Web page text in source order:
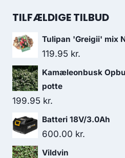
TILFÆLDIGE TILBUD
Tulipan 'Greigii' mix
119.95 kr.
Kamæleonbusk
potte
199.95 kr.
Batteri 18V/3.0Ah
600.00 kr.
Vildvin